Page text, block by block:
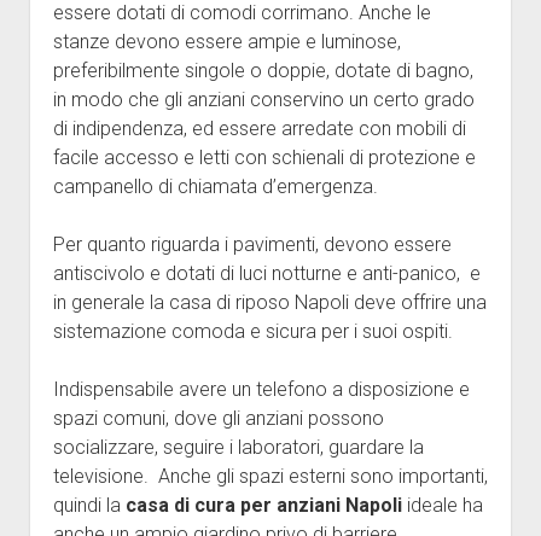
essere dotati di comodi corrimano. Anche le
stanze devono essere ampie e luminose,
preferibilmente singole o doppie, dotate di bagno,
in modo che gli anziani conservino un certo grado
di indipendenza, ed essere arredate con mobili di
facile accesso e letti con schienali di protezione e
campanello di chiamata d’emergenza.
Per quanto riguarda i pavimenti, devono essere
antiscivolo e dotati di luci notturne e anti-panico, e
in generale la casa di riposo Napoli deve offrire una
sistemazione comoda e sicura per i suoi ospiti.
Indispensabile avere un telefono a disposizione e
spazi comuni, dove gli anziani possono
socializzare, seguire i laboratori, guardare la
televisione. Anche gli spazi esterni sono importanti,
quindi la casa di cura per anziani Napoliideale ha